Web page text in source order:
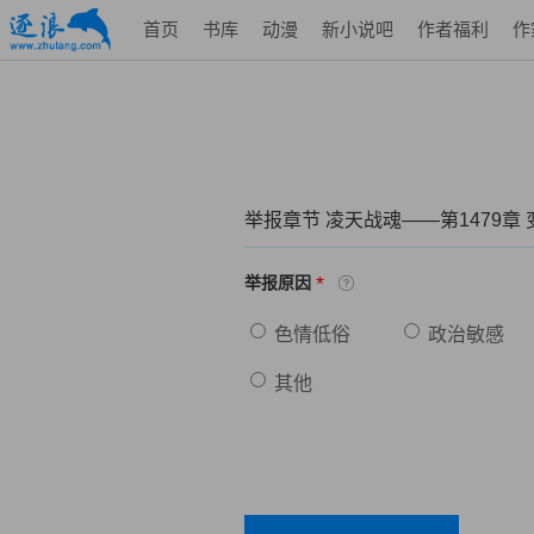
首页 书库 动漫 新小说吧 作者福利 作
举报章节 凌天战魂——第1479章
举报原因 *
色情低俗 政治敏感
其他